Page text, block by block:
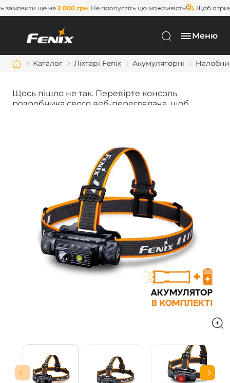
ще на2 000 грн. Не пропустіть цю можливість! Щоб отримати
Меню
Каталог Ліхтарі Fenix Акумуляторні
Щось пішло не так. Перевірте консоль
розробника свого веб-переглядача, щоб